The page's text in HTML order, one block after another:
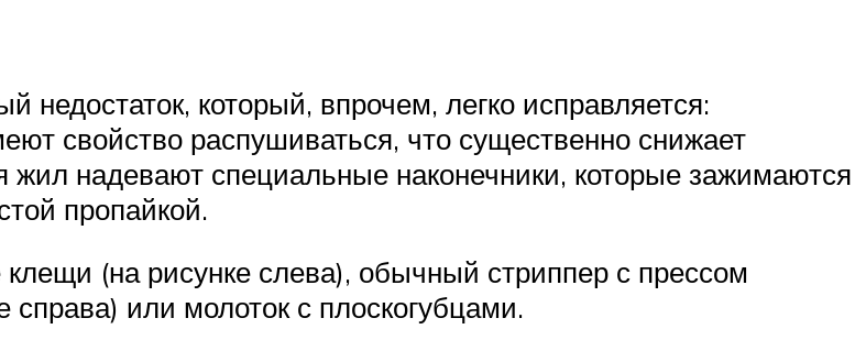
недостаток, который, впрочем, легко исправляется:
свойство распушиваться, что существенно снижает
жил надевают специальные наконечники, которые зажимаются
пропайкой.
(на рисунке слева), обычный стриппер с прессом
справа) или молоток с плоскогубцами.